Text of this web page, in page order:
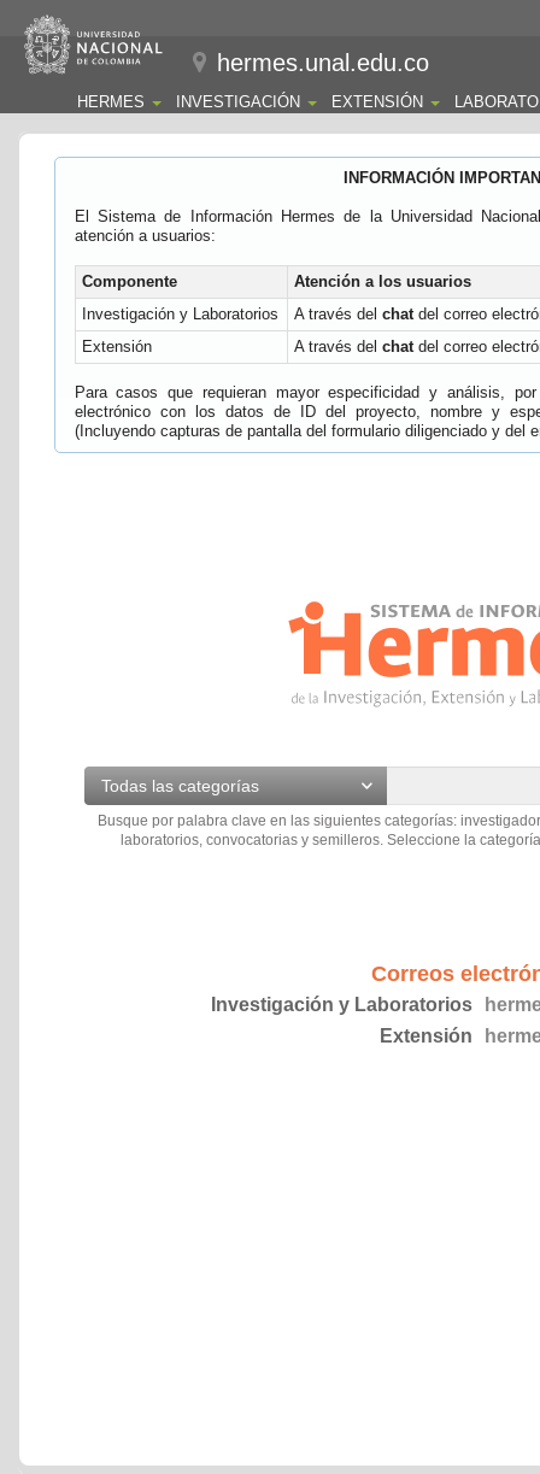
hermes.unal.edu.co
HERMES INVESTIGACIÓN EXTENSIÓN
INFORMACIÓN
El Sistema de Información Hermes de la Universidad
atención a usuarios:
Componente
Atención a los usuarios
Investigación y Laboratorios
A través del chatdel correo
Extensión
A través del chatdel correo
Para casos que requieran mayor especificidad y análisis,
electrónico con los datos de ID del proyecto, nombre y
(Incluyendo capturas de pantalla del formulario diligenciado y del
Todas las categorías
Busque por palabra clave en las siguientes categorías:
laboratorios, convocatorias y semilleros. Seleccione la
Correos
Investigación y Laboratorios
Extensión